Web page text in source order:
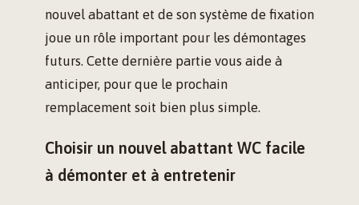
nouvel abattant et de son système de fixation
joue un rôle important pour les démontages
futurs. Cette dernière partie vous aide à
anticiper, pour que le prochain
remplacement soit bien plus simple.
Choisir un nouvel abattant WC facile
à démonter et à entretenir